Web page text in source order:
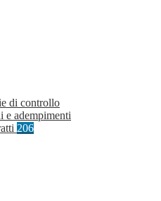
di controllo
e adempimenti
206